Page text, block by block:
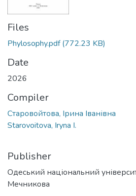
Files
Phylosophy.pdf(772.23 KB)
Date
2026
Compiler
Старовойтова, Ірина Іванівна
Starovoitova, Iryna I.
Publisher
Одеський національний
Мечникова